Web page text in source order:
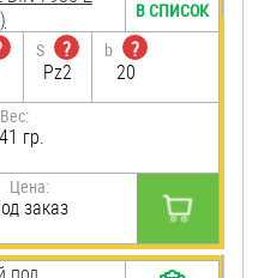
S
?
Pz2
b
?
20
Вес:
гр.
Цена:
заказ
В СПИСОК